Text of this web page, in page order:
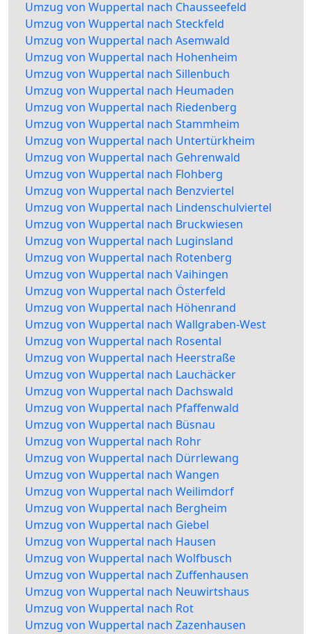
Umzug von Wuppertal nach Chausseefeld
Umzug von Wuppertal nach Steckfeld
Umzug von Wuppertal nach Asemwald
Umzug von Wuppertal nach Hohenheim
Umzug von Wuppertal nach Sillenbuch
Umzug von Wuppertal nach Heumaden
Umzug von Wuppertal nach Riedenberg
Umzug von Wuppertal nach Stammheim
Umzug von Wuppertal nach Untertürkheim
Umzug von Wuppertal nach Gehrenwald
Umzug von Wuppertal nach Flohberg
Umzug von Wuppertal nach Benzviertel
Umzug von Wuppertal nach Lindenschulviertel
Umzug von Wuppertal nach Bruckwiesen
Umzug von Wuppertal nach Luginsland
Umzug von Wuppertal nach Rotenberg
Umzug von Wuppertal nach Vaihingen
Umzug von Wuppertal nach Österfeld
Umzug von Wuppertal nach Höhenrand
Umzug von Wuppertal nach Wallgraben-West
Umzug von Wuppertal nach Rosental
Umzug von Wuppertal nach Heerstraße
Umzug von Wuppertal nach Lauchäcker
Umzug von Wuppertal nach Dachswald
Umzug von Wuppertal nach Pfaffenwald
Umzug von Wuppertal nach Büsnau
Umzug von Wuppertal nach Rohr
Umzug von Wuppertal nach Dürrlewang
Umzug von Wuppertal nach Wangen
Umzug von Wuppertal nach Weilimdorf
Umzug von Wuppertal nach Bergheim
Umzug von Wuppertal nach Giebel
Umzug von Wuppertal nach Hausen
Umzug von Wuppertal nach Wolfbusch
Umzug von Wuppertal nach Zuffenhausen
Umzug von Wuppertal nach Neuwirtshaus
Umzug von Wuppertal nach Rot
Umzug von Wuppertal nach Zazenhausen